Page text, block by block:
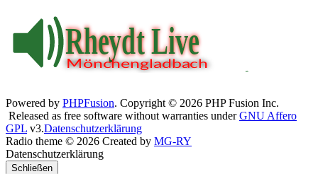
Powered by PHPFusion. Copyright © 2026 PHP Fusion Inc.
Released as free software without warranties underGNU Affero
GPL v3.Datenschutzerklärung
Radio theme © 2026 Created by MG-RY
Datenschutzerklärung
Schließen